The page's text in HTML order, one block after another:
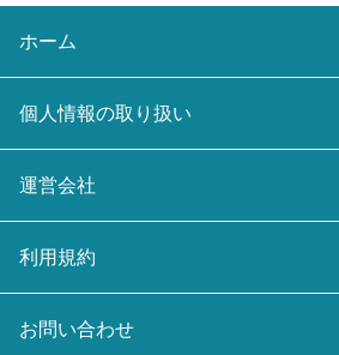
ホーム
個人情報の取り扱い
運営会社
利用規約
お問い合わせ